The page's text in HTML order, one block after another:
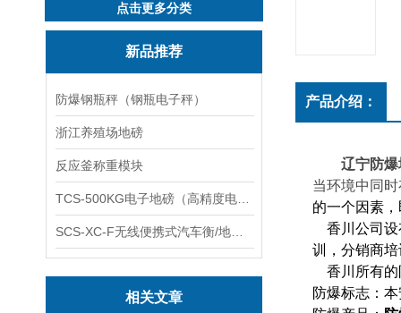
点击更多分类
新品推荐
防爆钢瓶秤（钢瓶电子秤）
浙江养殖场地磅
反应釜称重模块
相关文章
产品介绍：
辽宁防
当环境中同
的一个因素
香川公司
训，分销商
香川所有
防爆标志：